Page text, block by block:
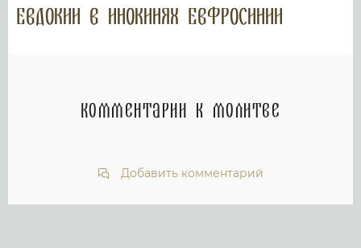
Евдокии в инокинях Евфросинии
Комментарии к молитве
Добавить комментарий